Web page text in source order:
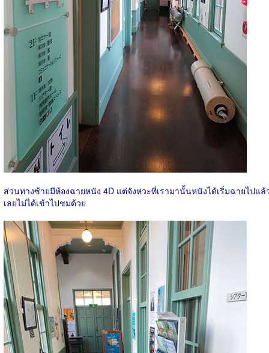
ส่วนทางซ้ายมีห้องฉายหนัง 4D แต่จังหวะที่เรามานั้นหนังได้เริ่มฉายไปแล้
เลยไม่ได้เข้าไปชมด้วย